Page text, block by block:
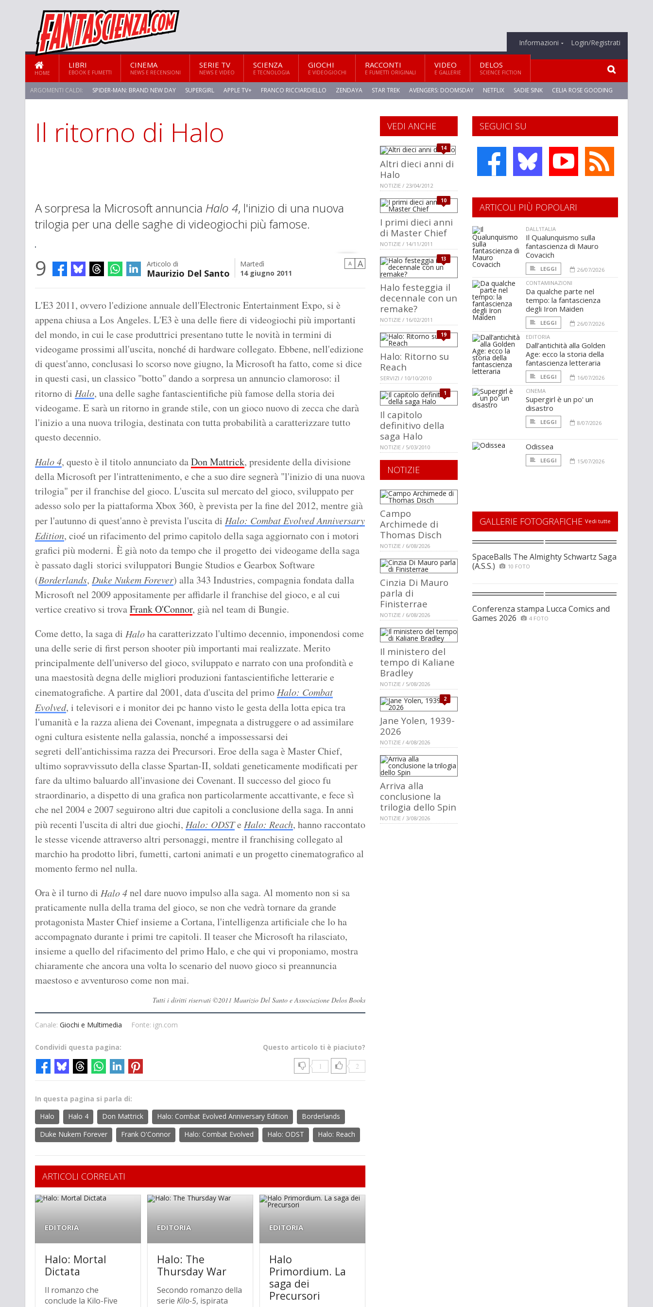
Informazioni Login/Registrati
HOME
LIBRI
EBOOK E FUMETTI
CINEMA
NEWS E RECENSIONI
SERIE TV
NEWS E VIDEO
SCIENZA
E TECNOLOGIA
GIOCHI
E VIDEOGIOCHI
RACCONTI
E FUMETTI ORIGINALI
VIDEO
E GALLERIE
DELOS
SCIENCE FICTION
ARGOMENTI CALDI: SPIDER-MAN: BRAND NEW DAY SUPERGIRL APPLE TV+ FRANCO RICCIARDIELLO ZENDAYA STAR TREK AVENGERS: DOOMSDAY NETFLIX SADIE SINK CELIA ROSE GOODING
Il ritorno di Halo
A sorpresa la Microsoft annuncia Halo 4, l'inizio di una nuova
trilogia per una delle saghe di videogiochi più famose.
9 Articolo di
Maurizio Del Santo
Martedì
14 giugno 2011
A A
L'E3 2011, ovvero l'edizione annuale dell'Electronic Entertainment Expo, si è
appena chiusa a Los Angeles. L'E3 è una delle fiere di videogiochi più importanti
del mondo, in cui le case produttrici presentano tutte le novità in termini di
videogame prossimi all'uscita, nonché di hardware collegato. Ebbene, nell'edizione
di quest'anno, conclusasi lo scorso nove giugno, la Microsoft ha fatto, come si dice
in questi casi, un classico "botto" dando a sorpresa un annuncio clamoroso: il
ritorno di Halo, una delle saghe fantascientifiche più famose della storia dei
videogame. E sarà un ritorno in grande stile, con un gioco nuovo di zecca che darà
l'inizio a una nuova trilogia, destinata con tutta probabilità a caratterizzare tutto
questo decennio.
Halo 4, questo è il titolo annunciato daDon Mattrick, presidente della divisione
della Microsoft per l'intrattenimento, e che a suo dire segnerà "l'inizio di una nuova
trilogia" per il franchise del gioco. L'uscita sul mercato del gioco, sviluppato per
adesso solo per la piattaforma Xbox 360, è prevista per la fine del 2012, mentre già
per l'autunno di quest'anno è prevista l'uscita di Halo: Combat Evolved Anniversary
Edition, cioé un rifacimento del primo capitolo della saga aggiornato con i motori
grafici più moderni. È già noto da tempo che il progetto dei videogame della saga
è passato dagli storici sviluppatori Bungie Studios e Gearbox Software
(Borderlands, Duke Nukem Forever) alla 343 Industries, compagnia fondata dalla
Microsoft nel 2009 appositamente per affidarle il franchise del gioco, e al cui
vertice creativo si trovaFrank O'Connor, già nel team di Bungie.
Come detto, la saga di Haloha caratterizzato l'ultimo decennio, imponendosi come
una delle serie di first person shooter più importanti mai realizzate. Merito
principalmente dell'universo del gioco, sviluppato e narrato con una profondità e
una maestosità degna delle migliori produzioni fantascientifiche letterarie e
cinematografiche. A partire dal 2001, data d'uscita del primoHalo: Combat
Evolved, i televisori e i monitor dei pc hanno visto le gesta della lotta epica tra
l'umanità e la razza aliena dei Covenant, impegnata a distruggere o ad assimilare
ogni cultura esistente nella galassia, nonché a impossessarsi dei
segreti dell'antichissima razza dei Precursori. Eroe della saga è Master Chief,
ultimo sopravvissuto della classe Spartan-II, soldati geneticamente modificati per
fare da ultimo baluardo all'invasione dei Covenant. Il successo del gioco fu
straordinario, a dispetto di una grafica non particolarmente accattivante, e fece sì
che nel 2004 e 2007 seguirono altri due capitoli a conclusione della saga. In anni
più recenti l'uscita di altri due giochi, Halo: ODSTe Halo: Reach, hanno raccontato
le stesse vicende attraverso altri personaggi, mentre il franchising collegato al
marchio ha prodotto libri, fumetti, cartoni animati e un progetto cinematografico al
momento fermo nel nulla.
Ora è il turno di Halo 4nel dare nuovo impulso alla saga. Al momento non si sa
praticamente nulla della trama del gioco, se non che vedrà tornare da grande
protagonista Master Chief insieme a Cortana, l'intelligenza artificiale che lo ha
accompagnato durante i primi tre capitoli. Il teaser che Microsoft ha rilasciato,
insieme a quello del rifacimento del primo Halo, e che qui vi proponiamo, mostra
chiaramente che ancora una volta lo scenario del nuovo gioco si preannuncia
maestoso e avventuroso come non mai.
Tutti i diritti riservati ©2011 Maurizio Del Santo e Associazione Delos Books
Canale: Giochi e Multimedia Fonte: ign.com
Questo articolo ti è piaciuto?
1 2
Condividi questa pagina:
In questa pagina si parla di:
Halo
Halo 4 Don Mattrick Halo: Combat Evolved Anniversary Edition
Borderlands
Duke Nukem Forever
Frank O'Connor Halo: Combat Evolved Halo: ODST Halo: Reach
ARTICOLI CORRELATI
EDITORIA
Halo: Mortal
Dictata
Il romanzo che
conclude la Kilo-Five
EDITORIA
Halo: The
Thursday War
Secondo romanzo della
serieKilo-5, ispirata
EDITORIA
Halo
Primordium. La
saga dei
Precursori
SEGUICI SU
VEDI ANCHE
14
Altri dieci anni di
Halo
NOTIZIE / 23/04/2012
10
I primi dieci anni
di Master Chief
NOTIZIE / 14/11/2011
13
Halo festeggia il
decennale con un
remake?
NOTIZIE / 16/02/2011
19
Halo: Ritorno su
Reach
SERVIZI / 10/10/2010
1
Il capitolo
definitivo della
saga Halo
NOTIZIE / 5/03/2010
NOTIZIE
Campo
Archimede di
Thomas Disch
NOTIZIE / 6/08/2026
Cinzia Di Mauro
parla di
Finisterrae
NOTIZIE / 6/08/2026
Il ministero del
tempo di Kaliane
Bradley
NOTIZIE / 5/08/2026
2
Jane Yolen, 1939-
2026
NOTIZIE / 4/08/2026
Arriva alla
conclusione la
trilogia dello Spin
NOTIZIE / 3/08/2026
ARTICOLI PIÙ POPOLARI
DALL'ITALIA
Il Qualunquismo sulla
fantascienza di Mauro
Covacich
LEGGI
26/07/2026
CONTAMINAZIONI
Da qualche parte nel
tempo: la fantascienza
degli Iron Maiden
LEGGI
26/07/2026
EDITORIA
Dall’antichità alla Golden
Age: ecco la storia della
fantascienza letteraria
LEGGI
16/07/2026
CINEMA
Supergirl è un po' un
disastro
LEGGI 8/07/2026
Odissea
LEGGI 15/07/2026
GALLERIE FOTOGRAFICHE Vedi tutte
SpaceBalls The Almighty Schwartz Saga
(A.S.S.)
10 FOTO
Conferenza stampa Lucca Comics and
Games 2026
4 FOTO